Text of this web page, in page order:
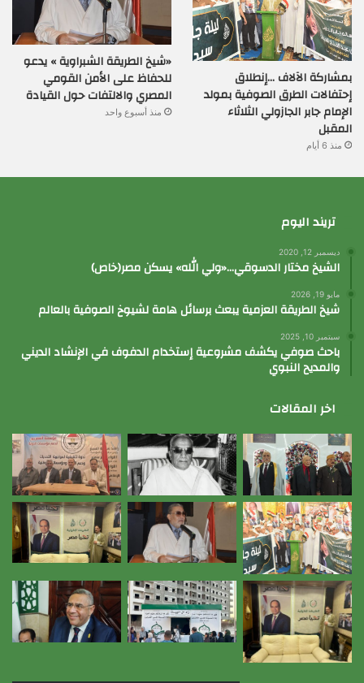
بمشاركة الآلاف …إنطلاق
إحتفالات الطرق الصوفية بمولد
الإمام جابر الجازولي الثلاثاء
المقبل
منذ 6 أيام
«شيخ الطريقة الشبراوية » يدعو
للحفاظ على الأمن القومي
المصري والالتفات حول القيادة
منذ أسبوع واحد
تريند اليوم
ديسمبر 12, 2020
الشيخ مختار الدسوقي…«ولي الله» يسكن مصر(خاص)
مايو 19, 2026
شيخ الطريقة العزمية يبعث برسائل هامة لشيوخ الصوفية بالعالم
سبتمبر 10, 2025
باحث صوفي يكشف مشروعية إستخدام الدفوف في الإنشاد الديني
والمديح النبوي
اخر المقالات